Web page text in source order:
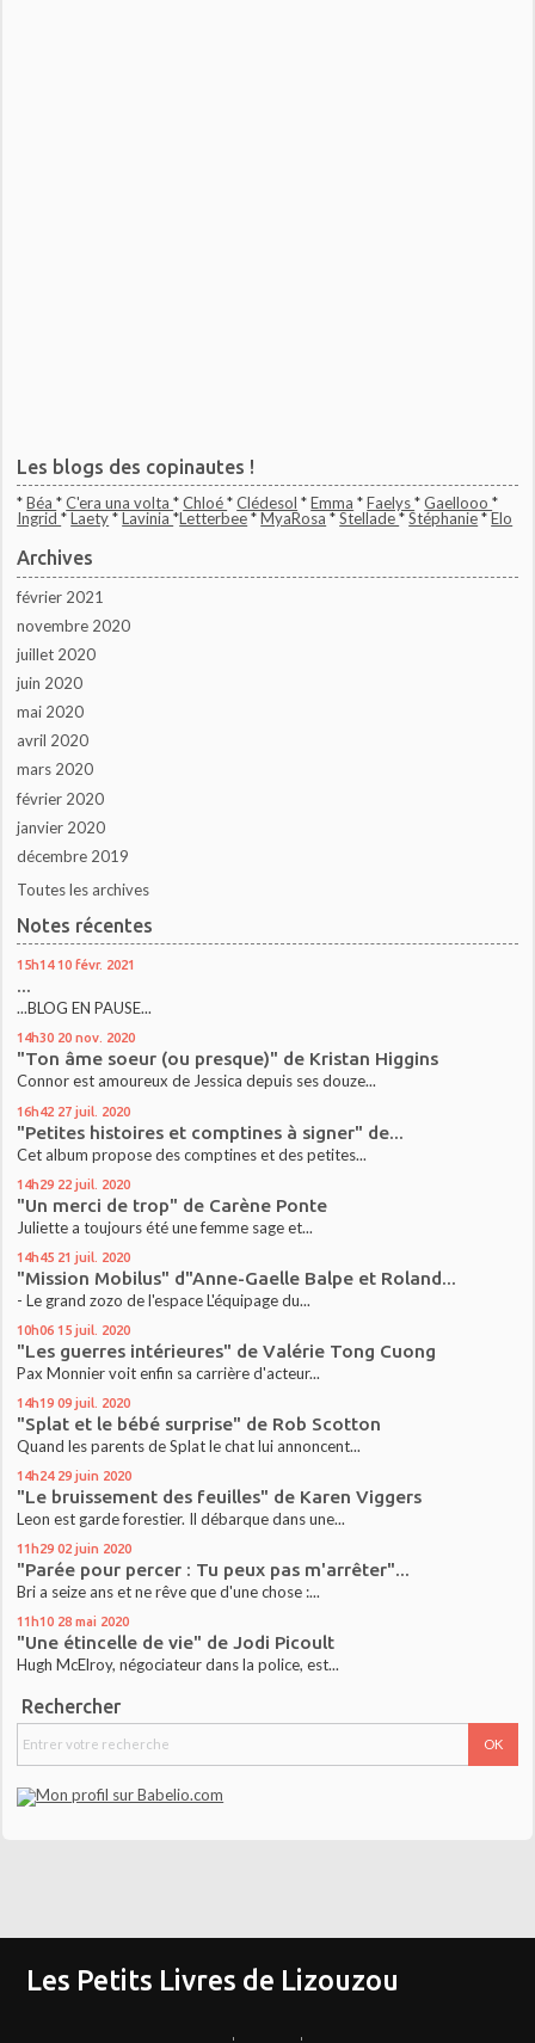
Les blogs des copinautes !
*Béa*C'era una volta*Chloé*Clédesol *Emma *Faelys*Gaellooo*
Ingrid*Laety*Lavinia*Letterbee*MyaRosa *Stellade*Stéphanie*Elo
Archives
février 2021
novembre 2020
juillet 2020
juin 2020
mai 2020
avril 2020
mars 2020
février 2020
janvier 2020
décembre 2019
Toutes les archives
Notes récentes
15h14 10 févr. 2021
...
...BLOG EN PAUSE...
14h30 20 nov. 2020
"Ton âme soeur (ou presque)" de Kristan Higgins
Connor est amoureux de Jessica depuis ses douze...
16h42 27 juil. 2020
"Petites histoires et comptines à signer" de...
Cet album propose des comptines et des petites...
14h29 22 juil. 2020
"Un merci de trop" de Carène Ponte
Juliette a toujours été une femme sage et...
14h45 21 juil. 2020
"Mission Mobilus" d"Anne-Gaelle Balpe et Roland...
- Le grand zozo de l'espace L'équipage du...
10h06 15 juil. 2020
"Les guerres intérieures" de Valérie Tong Cuong
Pax Monnier voit enfin sa carrière d'acteur...
14h19 09 juil. 2020
"Splat et le bébé surprise" de Rob Scotton
Quand les parents de Splat le chat lui annoncent...
14h24 29 juin 2020
"Le bruissement des feuilles" de Karen Viggers
Leon est garde forestier. Il débarque dans une...
11h29 02 juin 2020
"Parée pour percer : Tu peux pas m'arrêter"...
Bri a seize ans et ne rêve que d'une chose :...
11h10 28 mai 2020
"Une étincelle de vie" de Jodi Picoult
Hugh McElroy, négociateur dans la police, est...
Rechercher
Les Petits Livres de Lizouzou